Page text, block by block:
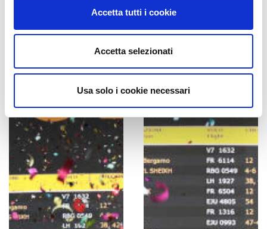
Accetta tutti i cookie
Accetta selezionati
Usa solo i cookie necessari